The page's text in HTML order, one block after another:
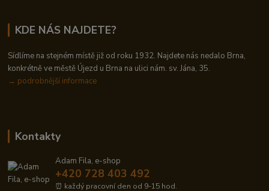
KDE NÁS NAJDETE?
Sídlíme na stejném místě již od roku 1932. Najdete nás nedalo Brna,
konkrétně ve městě Újezd u Brna na ulici nám. sv. Jána, 35.
→ podrobnější informace
Kontakty
Adam Fila, e-shop
+420 728 403 492
⏰ každý pracovní den od 9-15 hod.